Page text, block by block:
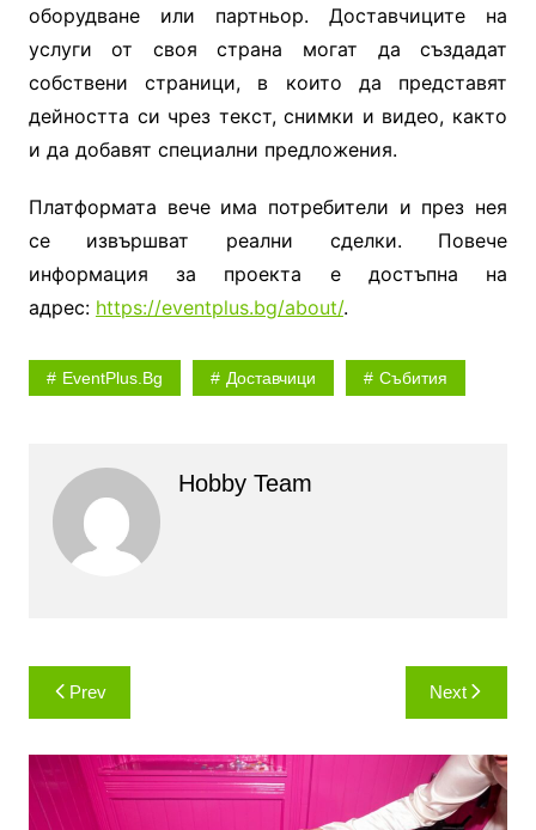
оборудване или партньор. Доставчиците на
услуги от своя страна могат да създадат
собствени страници, в които да представят
дейността си чрез текст, снимки и видео, както
и да добавят специални предложения.
Платформата вече има потребители и през нея
се извършват реални сделки. Повече
информация за проекта е достъпна на
адрес: https://eventplus.bg/about/.
EventPlus.bg Доставчици Събития
Hobby Team
Навигация
Prev Next